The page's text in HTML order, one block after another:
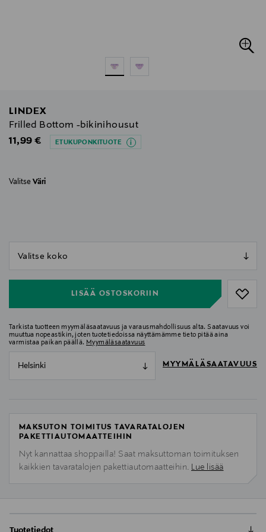
LINDEX
Frilled Bottom -bikinihousut
Original Price
11,99 € ETUKUPONKITUOTE
Valitse Väri
LISÄÄ OSTOSKORIIN
Tarkista tuotteen myymäläsaatavuus ja varausmahdollisuus alta. Saatavuus voi
muuttua nopeastikin, joten tuotetiedoissa näyttämämme tieto pitää aina
varmistaa paikan päällä. Myymäläsaatavuus
Helsinki MYYMÄLÄSAATAVUUS
MAKSUTON TOIMITUS TAVARATALOJEN
PAKETTIAUTOMAATTEIHIN
Nyt kannattaa shoppailla! Saat maksuttoman toimituksen
kaikkien tavaratalojen pakettiautomaatteihin. Lue lisää